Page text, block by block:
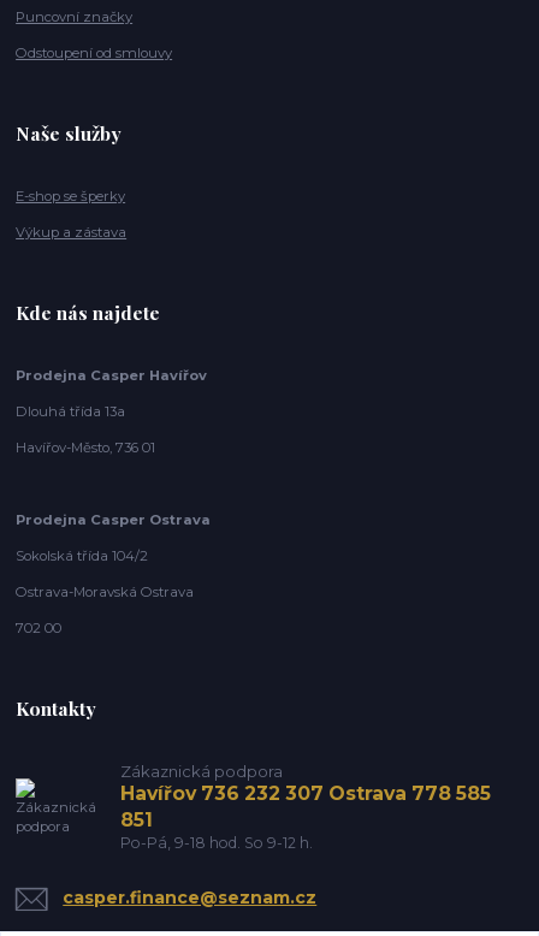
Puncovní značky
Odstoupení od smlouvy
Naše služby
E-shop se šperky
Výkup a zástava
Kde nás najdete
Prodejna Casper Havířov
Dlouhá třída 13a
Havířov-Město, 736 01
Prodejna Casper Ostrava
Sokolská třída 104/2
Ostrava-Moravská Ostrava
702 00
Kontakty
Zákaznická podpora
Havířov 736 232 307 Ostrava 778 585
851
Po-Pá, 9-18 hod. So 9-12 h.
casper.finance@seznam.cz